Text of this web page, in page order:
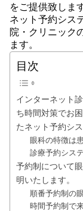
をご提供致しま
ネット予約シス
院・クリニック
ます。
目次
インターネット
ち時間対策でお
たネット予約シス
眼科の特徴は
診療予約シス
予約制について
明いたします。
順番予約制の
時間予約制で